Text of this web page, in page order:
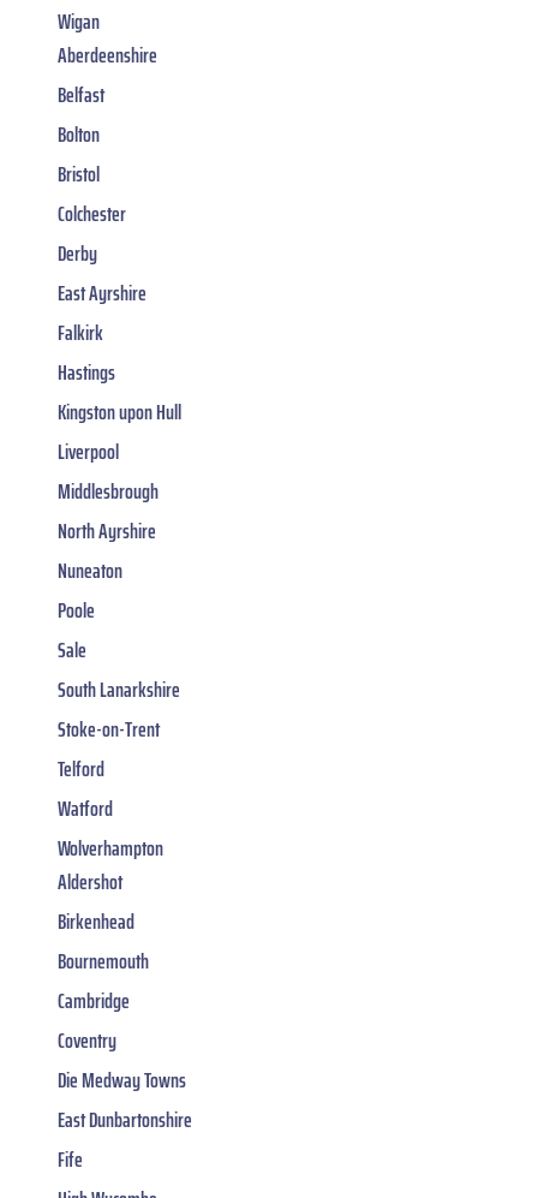
Wigan
Aberdeenshire
Belfast
Bolton
Bristol
Colchester
Derby
East Ayrshire
Falkirk
Hastings
Kingston upon Hull
Liverpool
Middlesbrough
North Ayrshire
Nuneaton
Poole
Sale
South Lanarkshire
Stoke-on-Trent
Telford
Watford
Wolverhampton
Aldershot
Birkenhead
Bournemouth
Cambridge
Coventry
Die Medway Towns
East Dunbartonshire
Fife